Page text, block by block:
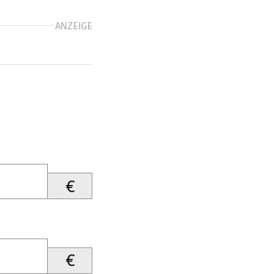
ANZEIGE
€
€